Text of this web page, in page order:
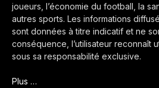
joueurs, l’économie du football, la
autres sports. Les informations
sont données à titre indicatif et ne
conséquence, l’utilisateur reconnaît
sous sa responsabilité exclusive.
Plus …